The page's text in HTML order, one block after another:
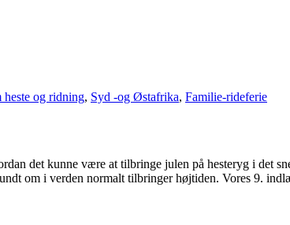
heste og ridning, Syd -og Østafrika, Familie-rideferie
det kunne være at tilbringe julen på hesteryg i det
om i verden normalt tilbringer højtiden. Vores 9.